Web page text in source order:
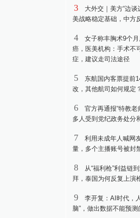
3
大外交｜美方“边谈
美战略稳定基础，中方
4
女子称丰胸术9个
癌，医美机构：手术不
症，建议走司法途径
5
东航国内客票提前
改，其他航司如何规定
6
官方再通报“特教老
多人受到党纪政务处分
7
利用未成年人喊网
量，多个主播账号被封
8
从“福利枪”利益链
拜，泰国为何反复上演
9
李开复：AI时代，
脑”，做出数据不能预测